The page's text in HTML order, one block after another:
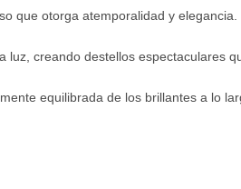
que otorga atemporalidad y elegancia.
creando destellos espectaculares
equilibrada de los brillantes a lo